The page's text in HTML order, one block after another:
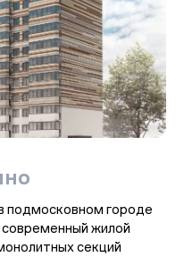
подмосковном городе
современный жилой
секций